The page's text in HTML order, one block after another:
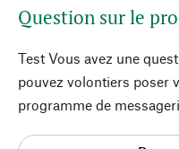
Question sur le
Test Vous avez une
pouvez volontiers poser
programme de